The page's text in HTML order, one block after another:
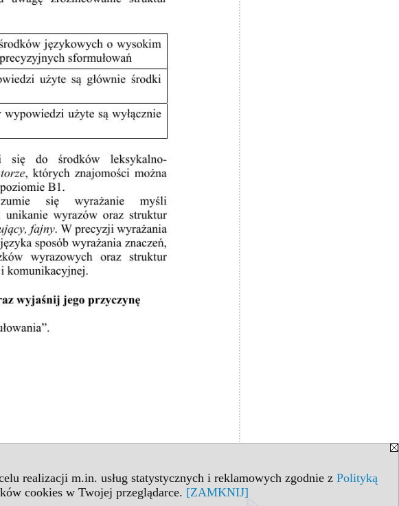
realizacji m.in. usług statystycznych i reklamowych zgodnie z Polityką
cookies w Twojej przeglądarce. [ZAMKNIJ]